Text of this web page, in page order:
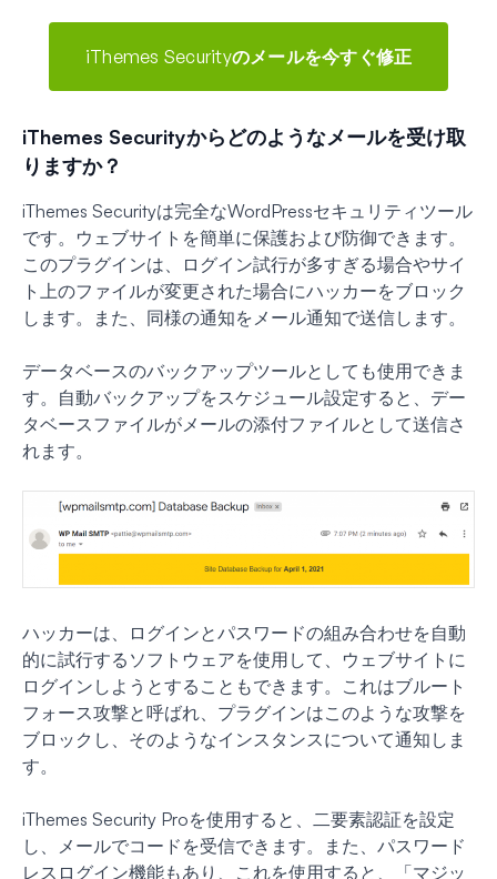
iThemes Securityのメールを今すぐ修正
iThemes Securityからどのようなメールを受け取
りますか？
iThemes Securityは完全なWordPressセキュリティツール
です。ウェブサイトを簡単に保護および防御できます。
このプラグインは、ログイン試行が多すぎる場合やサイ
ト上のファイルが変更された場合にハッカーをブロック
します。また、同様の通知をメール通知で送信します。
データベースのバックアップツールとしても使用できま
す。自動バックアップをスケジュール設定すると、デー
タベースファイルがメールの添付ファイルとして送信さ
れます。
ハッカーは、ログインとパスワードの組み合わせを自動
的に試行するソフトウェアを使用して、ウェブサイトに
ログインしようとすることもできます。これはブルート
フォース攻撃と呼ばれ、プラグインはこのような攻撃を
ブロックし、そのようなインスタンスについて通知しま
す。
iThemes Security Proを使用すると、二要素認証を設定
し、メールでコードを受信できます。また、パスワード
レスログイン機能もあり、これを使用すると、「マジッ